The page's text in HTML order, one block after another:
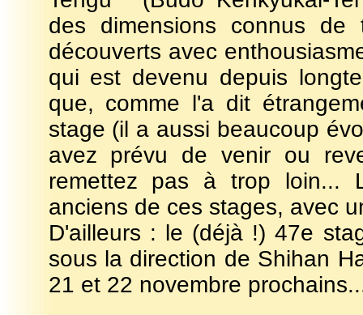
des dimensions connus
découverts avec
qui est devenu depuis
que, comme l'a dit
stage (il a aussi beaucoup
avez prévu de venir ou
remettez pas à trop loin...
anciens de ces stages, avec
D'ailleurs : le (déjà !) 47e
sous la direction de Shihan
21 et 22 novembre